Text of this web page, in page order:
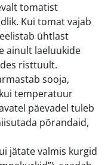
tomatist
Kui tomat vajab
ühtlast
ainult laeluukide
risttuult.
sooja,
temperatuur
päevadel tuleb
põrandaid,
jätate valmis kurgid